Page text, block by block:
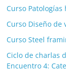
Curso
Curso Diseño
Curso Steel
Ciclo de charlas
Encuentro 4: